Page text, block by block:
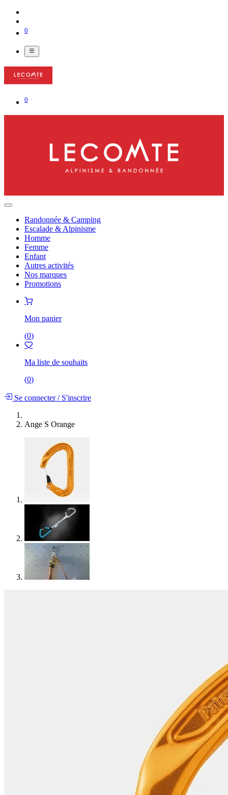
0
0
Randonnée & Camping
Escalade & Alpinisme
Homme
Femme
Enfant
Autres activités
Nos marques
Promotions
Mon panier
(0)
Ma liste de souhaits
(0)
Se connecter/S'inscrire
Ange S Orange